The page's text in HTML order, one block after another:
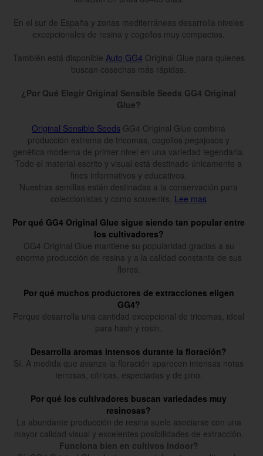
En el sur de España y zonas mediterráneas desarrolla niveles
excepcionales de resina y cogollos muy compactos.
También está disponible Auto GG4 Original Glue para quienes
buscan cosechas más rápidas.
¿Por Qué Elegir Original Sensible Seeds GG4 Original
Glue?
Original Sensible Seeds GG4 Original Glue combina
producción extrema de tricomas, cogollos pegajosos y
genética moderna de primer nivel en una variedad legendaria.
Todo el material escrito y visual está destinado únicamente a
fines informativos y educativos.
Nuestras semillas están destinadas a la conservación para
coleccionistas y como souvenirs. Lee mas
Por qué GG4 Original Glue sigue siendo tan popular entre
los cultivadores?
GG4 Original Glue mantiene su popularidad gracias a su
enorme producción de resina y a la calidad constante de sus
flores.
Por qué muchos productores de extracciones eligen
GG4?
Porque desarrolla una cantidad excepcional de tricomas, ideal
para hash y rosin.
Desarrolla aromas intensos durante la floración?
Sí. A medida que avanza la floración aparecen intensas notas
terrosas, cítricas, especiadas y de pino.
Por qué los cultivadores buscan variedades muy
resinosas?
La abundante producción de resina suele asociarse con una
mayor calidad visual y excelentes posibilidades de extracción.
Funciona bien en cultivos indoor?